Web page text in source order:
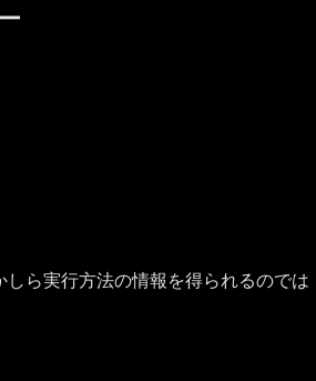
ら実行方法の情報を得られるのでは